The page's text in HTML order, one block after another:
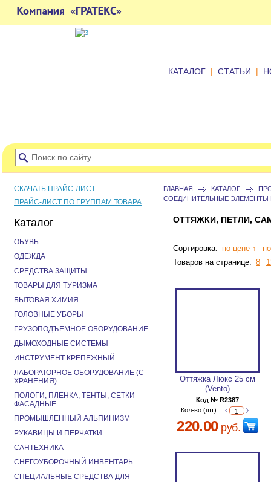
КАТАЛОГ | СТАТЬИ |
ГЛАВНАЯ КАТАЛОГ
СОЕДИНИТЕЛЬНЫЕ
ОТТЯЖКИ, ПЕТЛИ,
Сортировка: по цене ↑
Товаров на странице: 8
Оттяжка Люкс 25 см
(Vento)
Код № R2387
Кол-во (шт):
220.00руб.
СКАЧАТЬ ПРАЙС-ЛИСТ
ПРАЙС-ЛИСТ ПО ГРУППАМ ТОВАРА
Каталог
ОБУВЬ
ОДЕЖДА
СРЕДСТВА ЗАЩИТЫ
ТОВАРЫ ДЛЯ ТУРИЗМА
БЫТОВАЯ ХИМИЯ
ГОЛОВНЫЕ УБОРЫ
ГРУЗОПОДЪЕМНОЕ ОБОРУДОВАНИЕ
ДЫМОХОДНЫЕ СИСТЕМЫ
ИНСТРУМЕНТ КРЕПЕЖНЫЙ
ЛАБОРАТОРНОЕ ОБОРУДОВАНИЕ (С
ХРАНЕНИЯ)
ПОЛОГИ, ПЛЕНКА, ТЕНТЫ, СЕТКИ
ФАСАДНЫЕ
ПРОМЫШЛЕННЫЙ АЛЬПИНИЗМ
РУКАВИЦЫ И ПЕРЧАТКИ
САНТЕХНИКА
СНЕГОУБОРОЧНЫЙ ИНВЕНТАРЬ
СПЕЦИАЛЬНЫЕ СРЕДСТВА ДЛЯ